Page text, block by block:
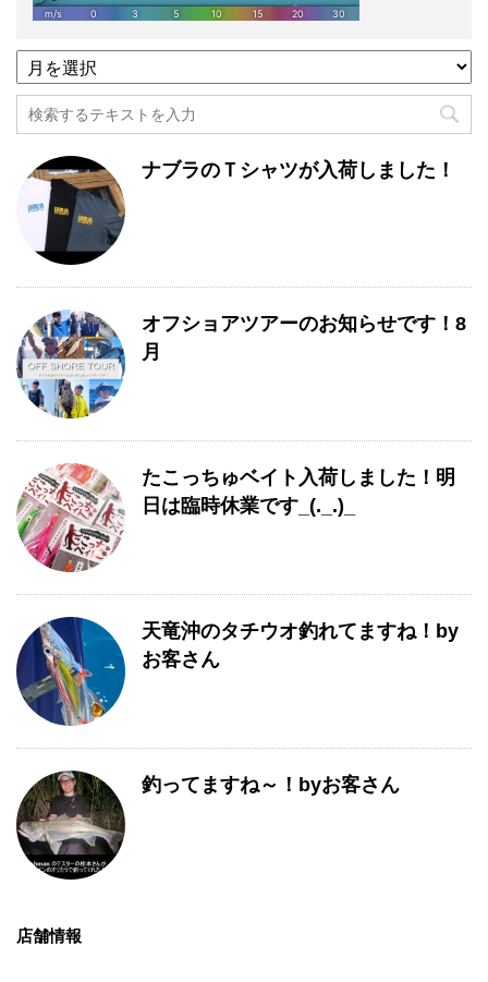
過
去
記
事
別
ナブラのＴシャツが入荷しました！
オフショアツアーのお知らせです！8
月
たこっちゅベイト入荷しました！明
日は臨時休業です_(._.)_
天竜沖のタチウオ釣れてますね！by
お客さん
釣ってますね～！byお客さん
店舗情報